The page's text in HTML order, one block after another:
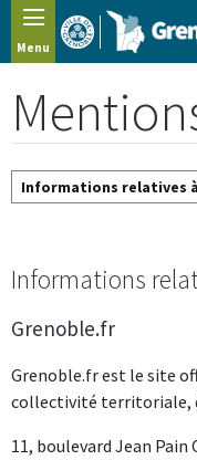
Panneau de gestion des
Menu
Informations relatives
Informations
Grenoble.fr
Grenoble.fr est le site
collectivité territoriale,
11, boulevard Jean Pain